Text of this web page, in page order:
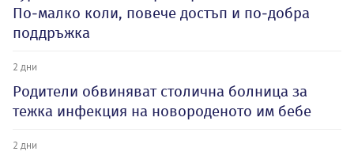
По-малко коли, повече достъп и по-добра
поддръжка
2 дни
Родители обвиняват столична болница за
тежка инфекция на новороденото им бебе
2 дни